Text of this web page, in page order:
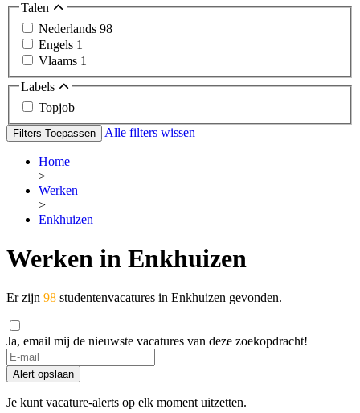
Talen
Nederlands 98
Engels 1
Vlaams 1
Labels
Topjob
Filters Toepassen Alle filters wissen
Home
>
Werken
>
Enkhuizen
Werken in Enkhuizen
Er zijn 98 studentenvacatures in Enkhuizen gevonden.
Ja, email mij de nieuwste vacatures van deze zoekopdracht!
If
you
are
a
Alert opslaan
Je kunt vacature-alerts op elk moment uitzetten.